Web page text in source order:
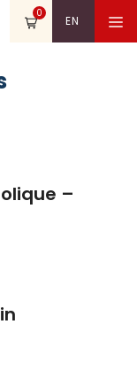
EN
0
–